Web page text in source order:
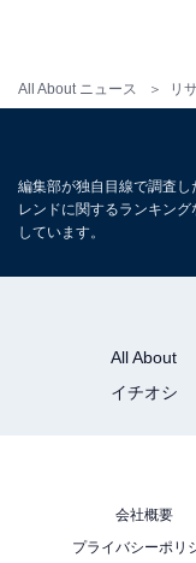
All About ニュース リ
らの人気が高いグ
期待されています。
回答者からは、「
ことで親近感も沸
性／東京都）、「
な曲のメドレーを
などの意見が寄せ
この記事の筆者：
長年に渡ってテレ
どを制作。その後
編集部が独自目線で調査
レンドに関するランキン
しています。
All About
イチオシ
会社概要
プライバシーポリ